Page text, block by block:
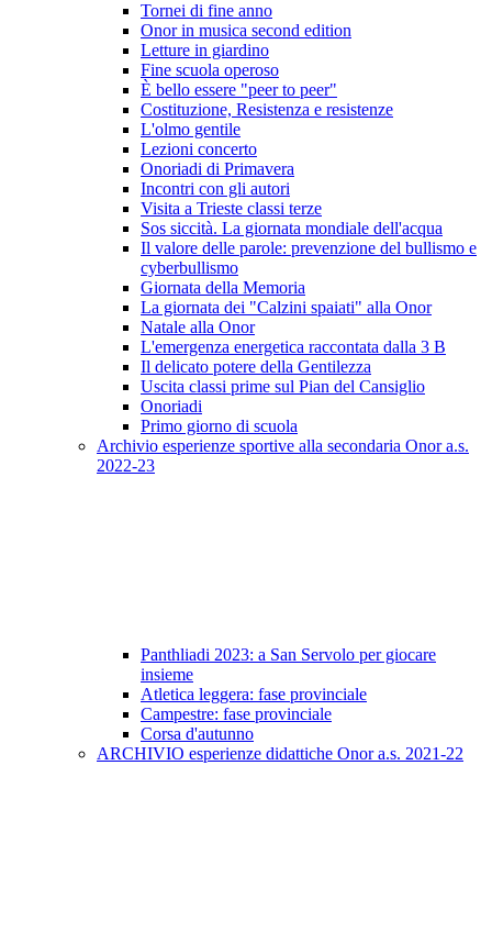
Tornei di fine anno
Onor in musica second edition
Letture in giardino
Fine scuola operoso
È bello essere "peer to peer"
Costituzione, Resistenza e resistenze
L'olmo gentile
Lezioni concerto
Onoriadi di Primavera
Incontri con gli autori
Visita a Trieste classi terze
Sos siccità. La giornata mondiale dell'acqua
Il valore delle parole: prevenzione del bullismo e
cyberbullismo
Giornata della Memoria
La giornata dei "Calzini spaiati" alla Onor
Natale alla Onor
L'emergenza energetica raccontata dalla 3 B
Il delicato potere della Gentilezza
Uscita classi prime sul Pian del Cansiglio
Onoriadi
Primo giorno di scuola
Archivio esperienze sportive alla secondaria Onor a.s.
2022-23
Panthliadi 2023: a San Servolo per giocare
insieme
Atletica leggera: fase provinciale
Campestre: fase provinciale
Corsa d'autunno
ARCHIVIO esperienze didattiche Onor a.s. 2021-22